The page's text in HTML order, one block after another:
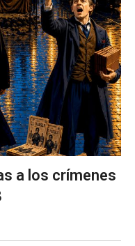
a los crímenes